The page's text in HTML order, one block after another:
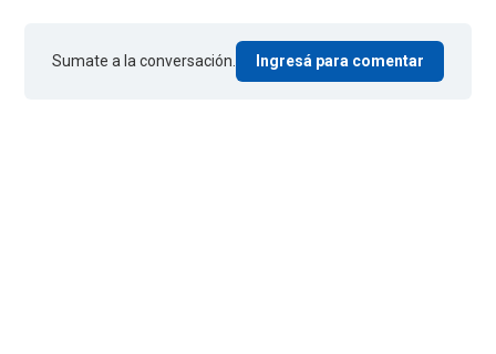
Sumate a la conversación. Ingresá para comentar